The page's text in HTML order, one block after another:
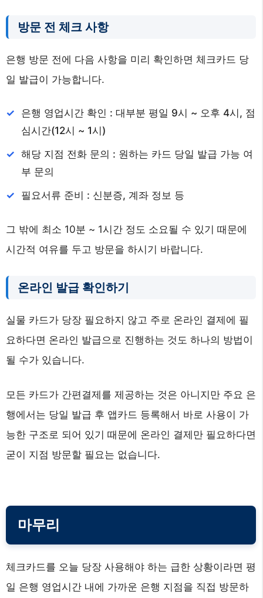
방문 전 체크 사항
은행 방문 전에 다음 사항을 미리 확인하면 체크카드 당
일 발급이 가능합니다.
은행 영업시간 확인 : 대부분 평일 9시 ~ 오후 4시, 점
심시간(12시 ~ 1시)
해당 지점 전화 문의 : 원하는 카드 당일 발급 가능 여
부 문의
필요서류 준비 : 신분증, 계좌 정보 등
그 밖에 최소 10분 ~ 1시간 정도 소요될 수 있기 때문에
시간적 여유를 두고 방문을 하시기 바랍니다.
온라인 발급 확인하기
실물 카드가 당장 필요하지 않고 주로 온라인 결제에 필
요하다면 온라인 발급으로 진행하는 것도 하나의 방법이
될 수가 있습니다.
모든 카드가 간편결제를 제공하는 것은 아니지만 주요 은
행에서는 당일 발급 후 앱카드 등록해서 바로 사용이 가
능한 구조로 되어 있기 때문에 온라인 결제만 필요하다면
굳이 지점 방문할 필요는 없습니다.
마무리
체크카드를 오늘 당장 사용해야 하는 급한 상황이라면 평
일 은행 영업시간 내에 가까운 은행 지점을 직접 방문하